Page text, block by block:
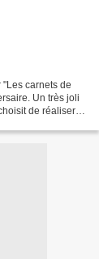
carnets de
Un très joli
de réaliser